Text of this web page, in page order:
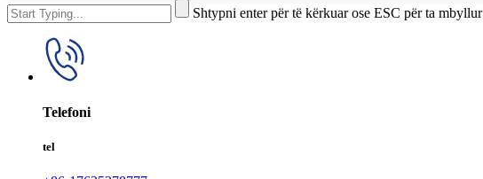
Shtypni enter për të kërkuar ose ESC për ta mbyllur
Telefoni
tel